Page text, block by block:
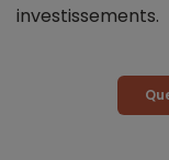
investissements.